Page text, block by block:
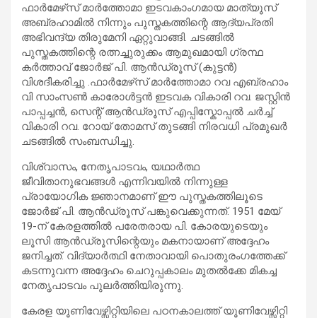
ഫാർമേഴ്‌സ് മാർത്തോമാ ഇടവകാംഗമായ മാത്യൂസ്
അബ്രഹാമിൽ നിന്നും പുസ്തകത്തിന്റെ ആദ്യപ്രതി
അഭിവന്ദ്യ തിരുമേനി ഏറ്റുവാങ്ങി. ചടങ്ങിൽ
പുസ്തകത്തിന്റെ രത്നച്ചുരുക്കം ആമുഖമായി ഗ്രന്ഥ
കർത്താവ് ജോർജ് പി. ആൻഡ്രൂസ് (കുട്ടൻ)
വിശദീകരിച്ചു .ഫാർമേഴ്‌സ് മാർത്തോമാ റവ എബ്രഹാം
വി സാംസൺ കാരോൾട്ടൻ ഇടവക വികാരി റവ. ജസ്റ്റിൻ
പാപ്പച്ചൻ, സെന്റ് ആൻഡ്രൂസ് എപ്പിസ്കോപ്പൽ ചർച്ച്
വികാരി റവ. റോയ് തോമസ് തുടങ്ങി നിരവധി പ്രമുഖർ
ചടങ്ങിൽ സംബന്ധിച്ചു.
വിശ്വാസം, നേതൃപാടവം, യഥാർത്ഥ
ജീവിതാനുഭവങ്ങൾ എന്നിവയിൽ നിന്നുള്ള
പ്രായോഗിക ജ്ഞാനമാണ് ഈ പുസ്തകത്തിലൂടെ
ജോർജ് പി. ആൻഡ്രൂസ് പങ്കുവെക്കുന്നത്. 1951 മേയ്
19-ന് കേരളത്തിൽ പരേതരായ പി. കോരയുടെയും
ലൂസി ആൻഡ്രൂസിന്റെയും മകനായാണ് അദ്ദേഹം
ജനിച്ചത്. വിദ്യാർത്ഥി നേതാവായി പൊതുരംഗത്തേക്ക്
കടന്നുവന്ന അദ്ദേഹം ചെറുപ്പകാലം മുതൽക്കേ മികച്ച
നേതൃപാടവം പുലർത്തിയിരുന്നു.
കേരള യൂണിവേഴ്സിറ്റിയിലെ പഠനകാലത്ത് യൂണിവേഴ്സിറ്റി